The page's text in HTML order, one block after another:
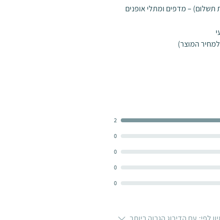
– מדפים ומתלי אופנים
המוצר)
2
0
0
0
0